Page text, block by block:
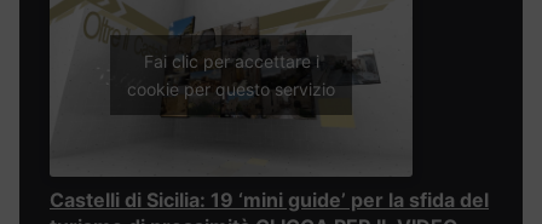
Fai clic per accettare i
cookie per questo servizio
Castelli di Sicilia: 19 ‘mini guide’ per la sfida del